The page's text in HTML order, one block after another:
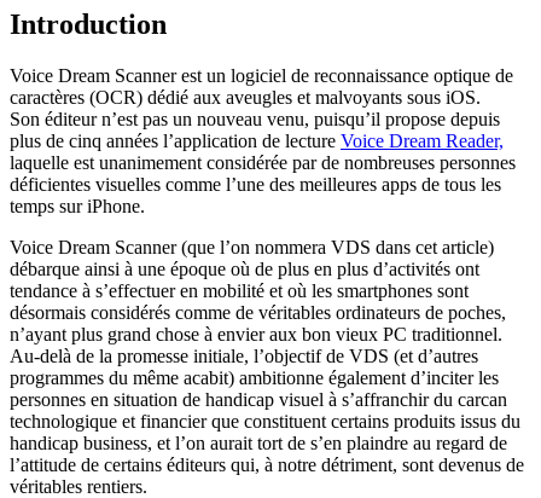
Introduction
Voice Dream Scanner est un logiciel de reconnaissance optique de
caractères (OCR) dédié aux aveugles et malvoyants sous iOS.
Son éditeur n’est pas un nouveau venu, puisqu’il propose depuis
plus de cinq années l’application de lecture Voice Dream Reader,
laquelle est unanimement considérée par de nombreuses personnes
déficientes visuelles comme l’une des meilleures apps de tous les
temps sur iPhone.
Voice Dream Scanner (que l’on nommera VDS dans cet article)
débarque ainsi à une époque où de plus en plus d’activités ont
tendance à s’effectuer en mobilité et où les smartphones sont
désormais considérés comme de véritables ordinateurs de poches,
n’ayant plus grand chose à envier aux bon vieux PC traditionnel.
Au-delà de la promesse initiale, l’objectif de VDS (et d’autres
programmes du même acabit) ambitionne également d’inciter les
personnes en situation de handicap visuel à s’affranchir du carcan
technologique et financier que constituent certains produits issus du
handicap business, et l’on aurait tort de s’en plaindre au regard de
l’attitude de certains éditeurs qui, à notre détriment, sont devenus de
véritables rentiers.